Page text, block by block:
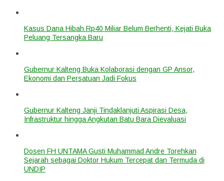
Kasus Dana Hibah Rp40 Miliar Belum Berhenti, Kejati Buka
Peluang Tersangka Baru
Gubernur Kalteng Buka Kolaborasi dengan GP Ansor,
Ekonomi dan Persatuan Jadi Fokus
Gubernur Kalteng Janji Tindaklanjuti Aspirasi Desa,
Infrastruktur hingga Angkutan Batu Bara Dievaluasi
Dosen FH UNTAMA Gusti Muhammad Andre Torehkan
Sejarah sebagai Doktor Hukum Tercepat dan Termuda di
UNDIP